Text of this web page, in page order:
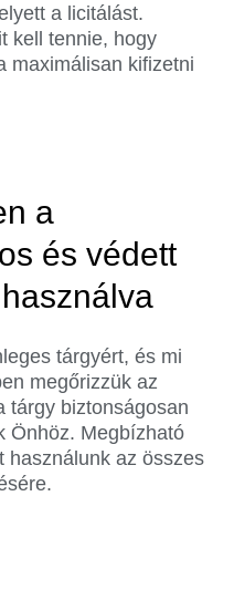
a licitálást.
kell tennie, hogy
maximálisan kifizetni
a
és védett
tárgyért, és mi
megőrizzük az
tárgy biztonságosan
Önhöz. Megbízható
használunk az összes